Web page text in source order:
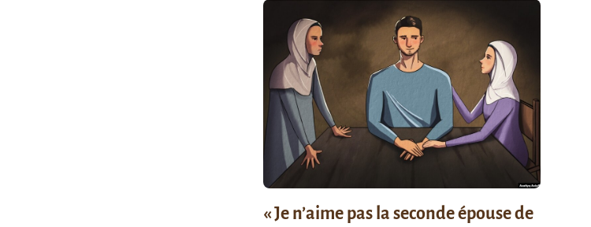
« Je n’aime pas la seconde épouse de